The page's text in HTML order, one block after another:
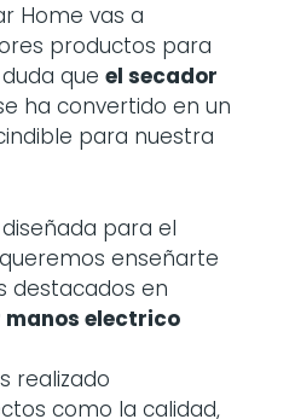
Home vas a
productos para
que el secador
ha convertido en un
para nuestra
para el
enseñarte
destacados en
electrico
realizado
como la calidad,